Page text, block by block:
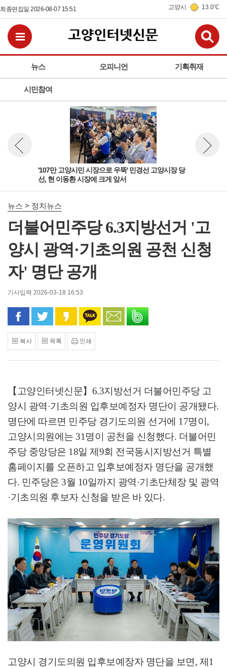
최종편집일 2026-08-07 15:51 고양시 13.0℃
뉴스 오피니언 기획취재
시민참여
전체메뉴보기
'107만 고양시민 시장으로 우뚝' 민경선 고양시장 당
선, 현 이동환 시장에 크게 앞서
뉴스 이전보기
뉴스 > 정치뉴스
더불어민주당 6.3지방선거 '고
양시 광역·기초의원 공천 신청
자' 명단 공개
기사입력 2026-03-18 16:53
페이스북으로 공유
트위터로 공유카카오 스토리로 공유
카카오톡으로 공유
문자로 공유
복사 목록 인쇄
【고양인터넷신문】 6.3지방선거 더불어민주당 고
양시 광역 ·기초의원 입후보예정자 명단이 공개됐다.
명단에 따르면 민주당 경기도의원 선거에 17명이 ,
고양시의원에는 31 명이 공천을 신청했다. 더불어민
주당 중앙당은 18일 제 9회 전국동시지방선거 특별
홈페이지를 오픈하고 입후보예정자 명단을 공개했
다. 민주당은 3월 10일까지 광역 ·기초단체장 및 광역
·기초의원 후보자 신청을 받은 바 있다.
고양시 경기도의원 입후보예장자 명단을 보면 , 제 1